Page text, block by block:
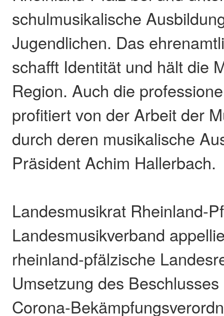
schulmusikalische
Jugendlichen. Das
schafft Identität und hält die
Region. Auch die
profitiert von der Arbeit der
durch deren musikalische
Präsident Achim Hallerbach.
Landesmusikrat Rheinland-
Landesmusikverband
rheinland-pfälzische
Umsetzung des
Corona-